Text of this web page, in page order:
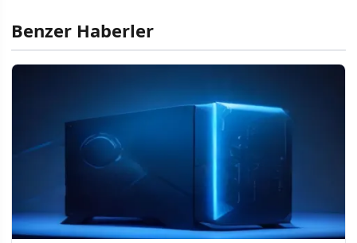
Benzer Haberler